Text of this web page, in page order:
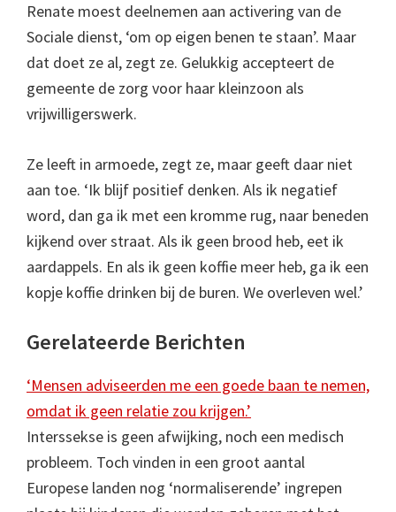
Renate moest deelnemen aan activering van de
Sociale dienst, ‘om op eigen benen te staan’. Maar
dat doet ze al, zegt ze. Gelukkig accepteert de
gemeente de zorg voor haar kleinzoon als
vrijwilligerswerk.
Ze leeft in armoede, zegt ze, maar geeft daar niet
aan toe. ‘Ik blijf positief denken. Als ik negatief
word, dan ga ik met een kromme rug, naar beneden
kijkend over straat. Als ik geen brood heb, eet ik
aardappels. En als ik geen koffie meer heb, ga ik een
kopje koffie drinken bij de buren. We overleven wel.’
Gerelateerde Berichten
‘Mensen adviseerden me een goede baan te nemen,
omdat ik geen relatie zou krijgen.’
Interssekse is geen afwijking, noch een medisch
probleem. Toch vinden in een groot aantal
Europese landen nog ‘normaliserende’ ingrepen